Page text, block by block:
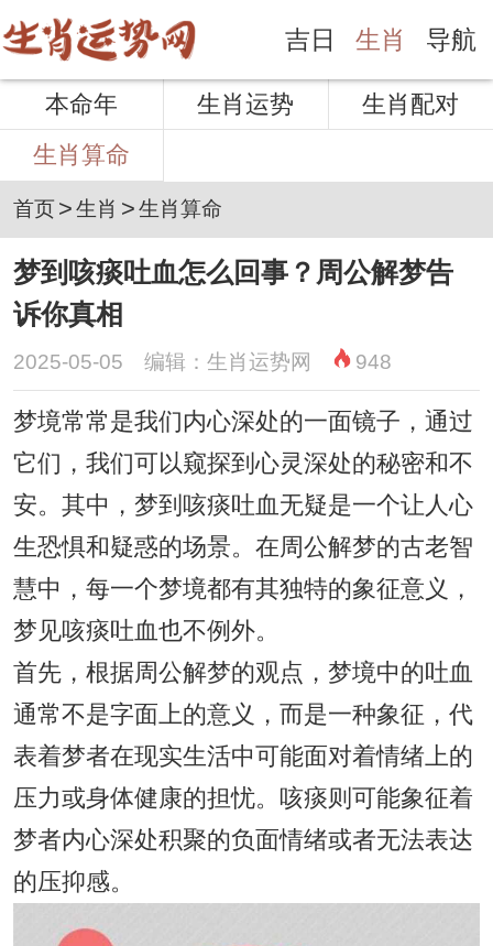
吉日 生肖 导航
本命年 生肖运势
生肖配对
生肖算命
首页>生肖 >生肖算命
梦到咳痰吐血怎么回事？周公解梦告
诉你真相
2025-05-05 编辑：生肖运势网 948
梦境常常是我们内心深处的一面镜子，通过
它们，我们可以窥探到心灵深处的秘密和不
安。其中，梦到咳痰吐血无疑是一个让人心
生恐惧和疑惑的场景。在周公解梦的古老智
慧中，每一个梦境都有其独特的象征意义，
梦见咳痰吐血也不例外。
首先，根据周公解梦的观点，梦境中的吐血
通常不是字面上的意义，而是一种象征，代
表着梦者在现实生活中可能面对着情绪上的
压力或身体健康的担忧。咳痰则可能象征着
梦者内心深处积聚的负面情绪或者无法表达
的压抑感。